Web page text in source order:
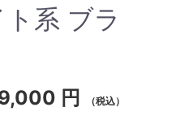
系 ブラ
円 （税込）